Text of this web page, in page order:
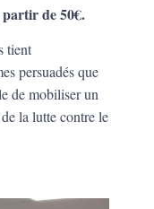
de 50€.
tient
persuadés que
de mobiliser un
la lutte contre le